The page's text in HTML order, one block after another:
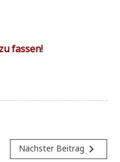
fassen!
Nächster Beitrag navigate_next